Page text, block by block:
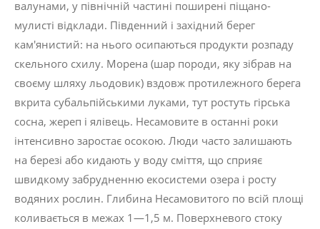
валунами, у північній частині поширені піщано-
мулисті відклади. Південний і західний берег
кам'янистий: на нього осипаються продукти розпаду
скельного схилу. Морена (шар породи, яку зібрав на
своєму шляху льодовик) вздовж протилежного берега
вкрита субальпійськими луками, тут ростуть гірська
сосна, жереп і ялівець. Несамовите в останні роки
інтенсивно заростає осокою. Люди часто залишають
на березі або кидають у воду сміття, що сприяє
швидкому забрудненню екосистеми озера і росту
водяних рослин. Глибина Несамовитого по всій площі
коливається в межах 1—1,5 м. Поверхневого стоку